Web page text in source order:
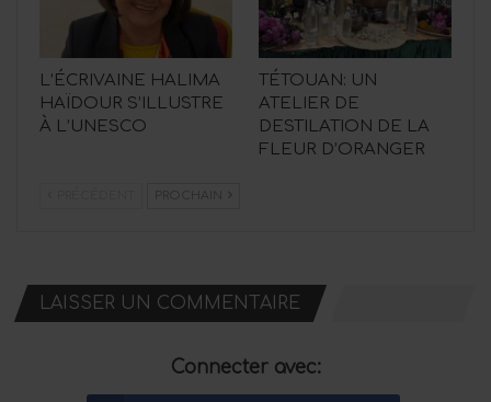
L’ÉCRIVAINE HALIMA
HAÏDOUR S’ILLUSTRE
À L’UNESCO
TÉTOUAN: UN
ATELIER DE
DESTILATION DE LA
FLEUR D’ORANGER
PROCHAIN
LAISSER UN COMMENTAIRE
Connecter avec: